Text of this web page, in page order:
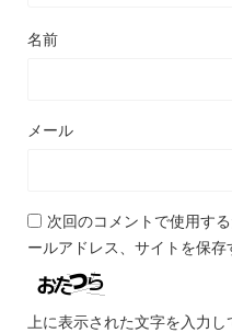
名前
メール
次回のコメントで使用す
ールアドレス、サイトを保存
上に表示された文字を入力し